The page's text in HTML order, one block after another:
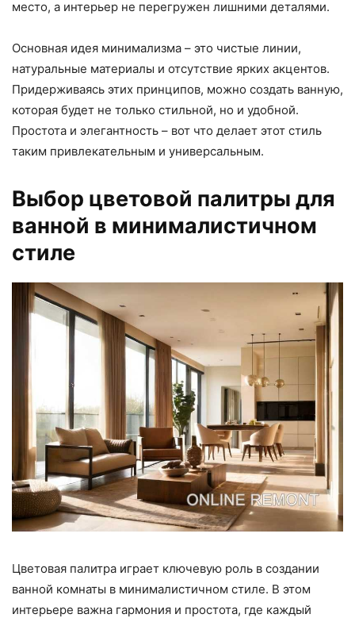
место, а интерьер не перегружен лишними деталями.
Основная идея минимализма – это чистые линии,
натуральные материалы и отсутствие ярких акцентов.
Придерживаясь этих принципов, можно создать ванную,
которая будет не только стильной, но и удобной.
Простота и элегантность – вот что делает этот стиль
таким привлекательным и универсальным.
Выбор цветовой палитры для
ванной в минималистичном
стиле
Цветовая палитра играет ключевую роль в создании
ванной комнаты в минималистичном стиле. В этом
интерьере важна гармония и простота, где каждый